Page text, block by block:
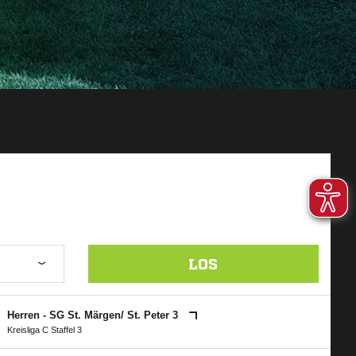
LOS
Herren - SG St. Märgen/​ St. Peter 3
Kreisliga C Staffel 3